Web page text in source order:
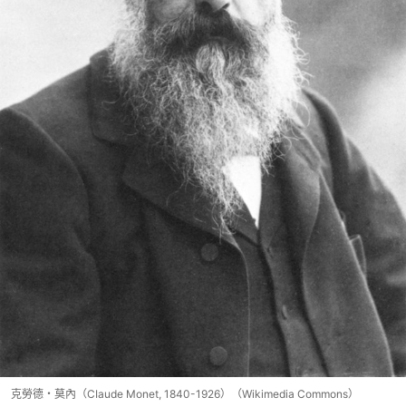
克勞德・莫內（CIaude Monet, 1840-1926）（Wikimedia Commons）